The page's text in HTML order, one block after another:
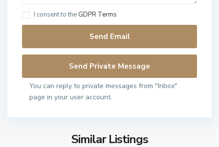
I consent to the GDPR Terms
You can reply to private messages from "Inbox"
page in your user account.
Similar Listings